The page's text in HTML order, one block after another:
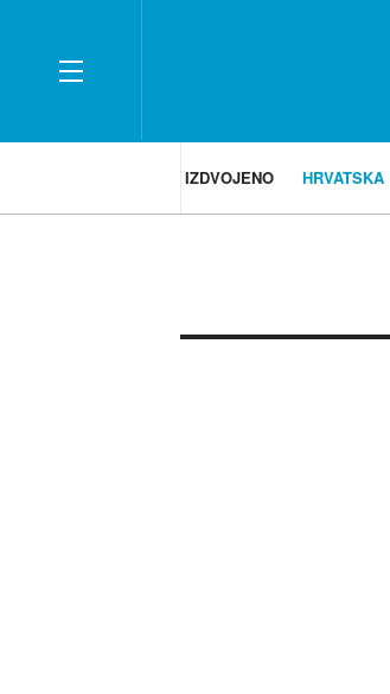
IZDVOJENO HRVATSKA